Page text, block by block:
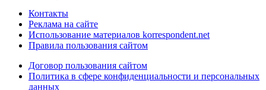
Контакты
Реклама на сайте
Использование материалов korrespondent.net
Правила пользования сайтом
Договор пользования сайтом
Политика в сфере конфиденциальности и персональных
данных